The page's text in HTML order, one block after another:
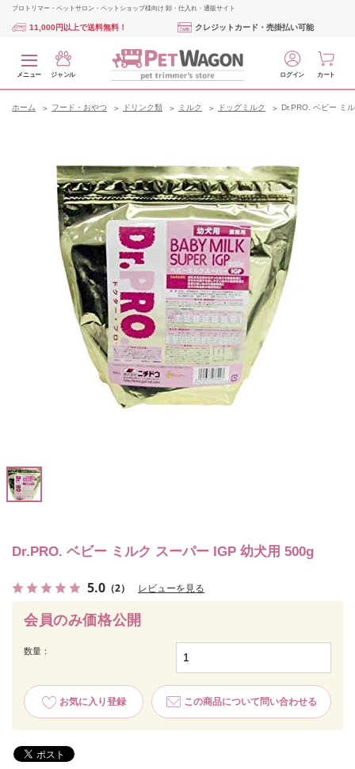
プロトリマー・ペットサロン・ペットショップ様向け 卸・仕入れ・通販サイト
11,000円以上で送料無料！ クレジットカード・売掛払い可能
メニュー ジャンル ログイン カート
ホーム フード・おやつ ドリンク類 ミルク ドッグミルク Dr.PRO. ベビー ミ
Dr.PRO. ベビー ミルク スーパー IGP 幼犬用 500g
5.0 （2） レビューを見る
会員のみ価格公開
数量：
お気に入り登録 この商品について問い合わせる